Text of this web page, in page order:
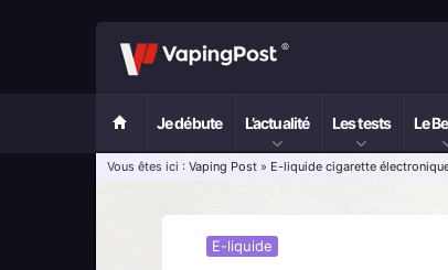
Je débute L’actualité Les tests Le
Vous êtes ici : Vaping Post » E-liquide cigarette
E-liquide